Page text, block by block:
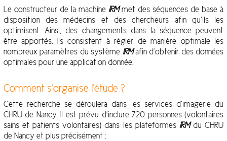
Le constructeur de la machine IRMmet des séquences de base à
disposition des médecins et des chercheurs afin qu’ils les
optimisent. Ainsi, des changements dans la séquence peuvent
être apportés. Ils consistent à régler de manière optimale les
nombreux paramètres du système IRMafin d’obtenir des données
optimales pour une application donnée.
Comment s’organise l’étude ?
Cette recherche se déroulera dans les services d’imagerie du
CHRU de Nancy. Il est prévu d’inclure 720 personnes (volontaires
sains et patients volontaires) dans les plateformes IRMdu CHRU
de Nancy et plus précisément :